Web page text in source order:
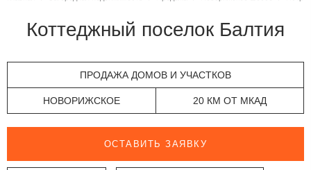
Коттеджный поселок Балтия
ПРОДАЖА ДОМОВ И УЧАСТКОВ
НОВОРИЖСКОЕ 20 КМ ОТ МКАД
ОСТАВИТЬ ЗАЯВКУ